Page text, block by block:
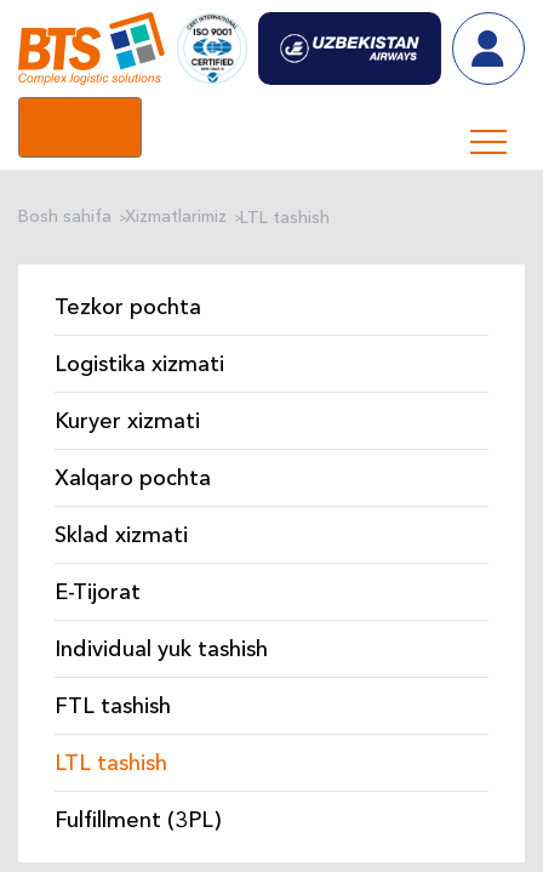
Bosh sahifa Xizmatlarimiz LTL tashish
Tezkor pochta
Logistika xizmati
Kuryer xizmati
Xalqaro pochta
Sklad xizmati
E-Tijorat
Individual yuk tashish
FTL tashish
LTL tashish
Fulfillment (3PL)